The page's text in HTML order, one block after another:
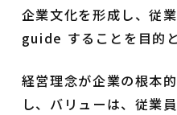
企業文化を形成し、従
guide することを目的と
経営理念が企業の根本
し、バリューは、従業